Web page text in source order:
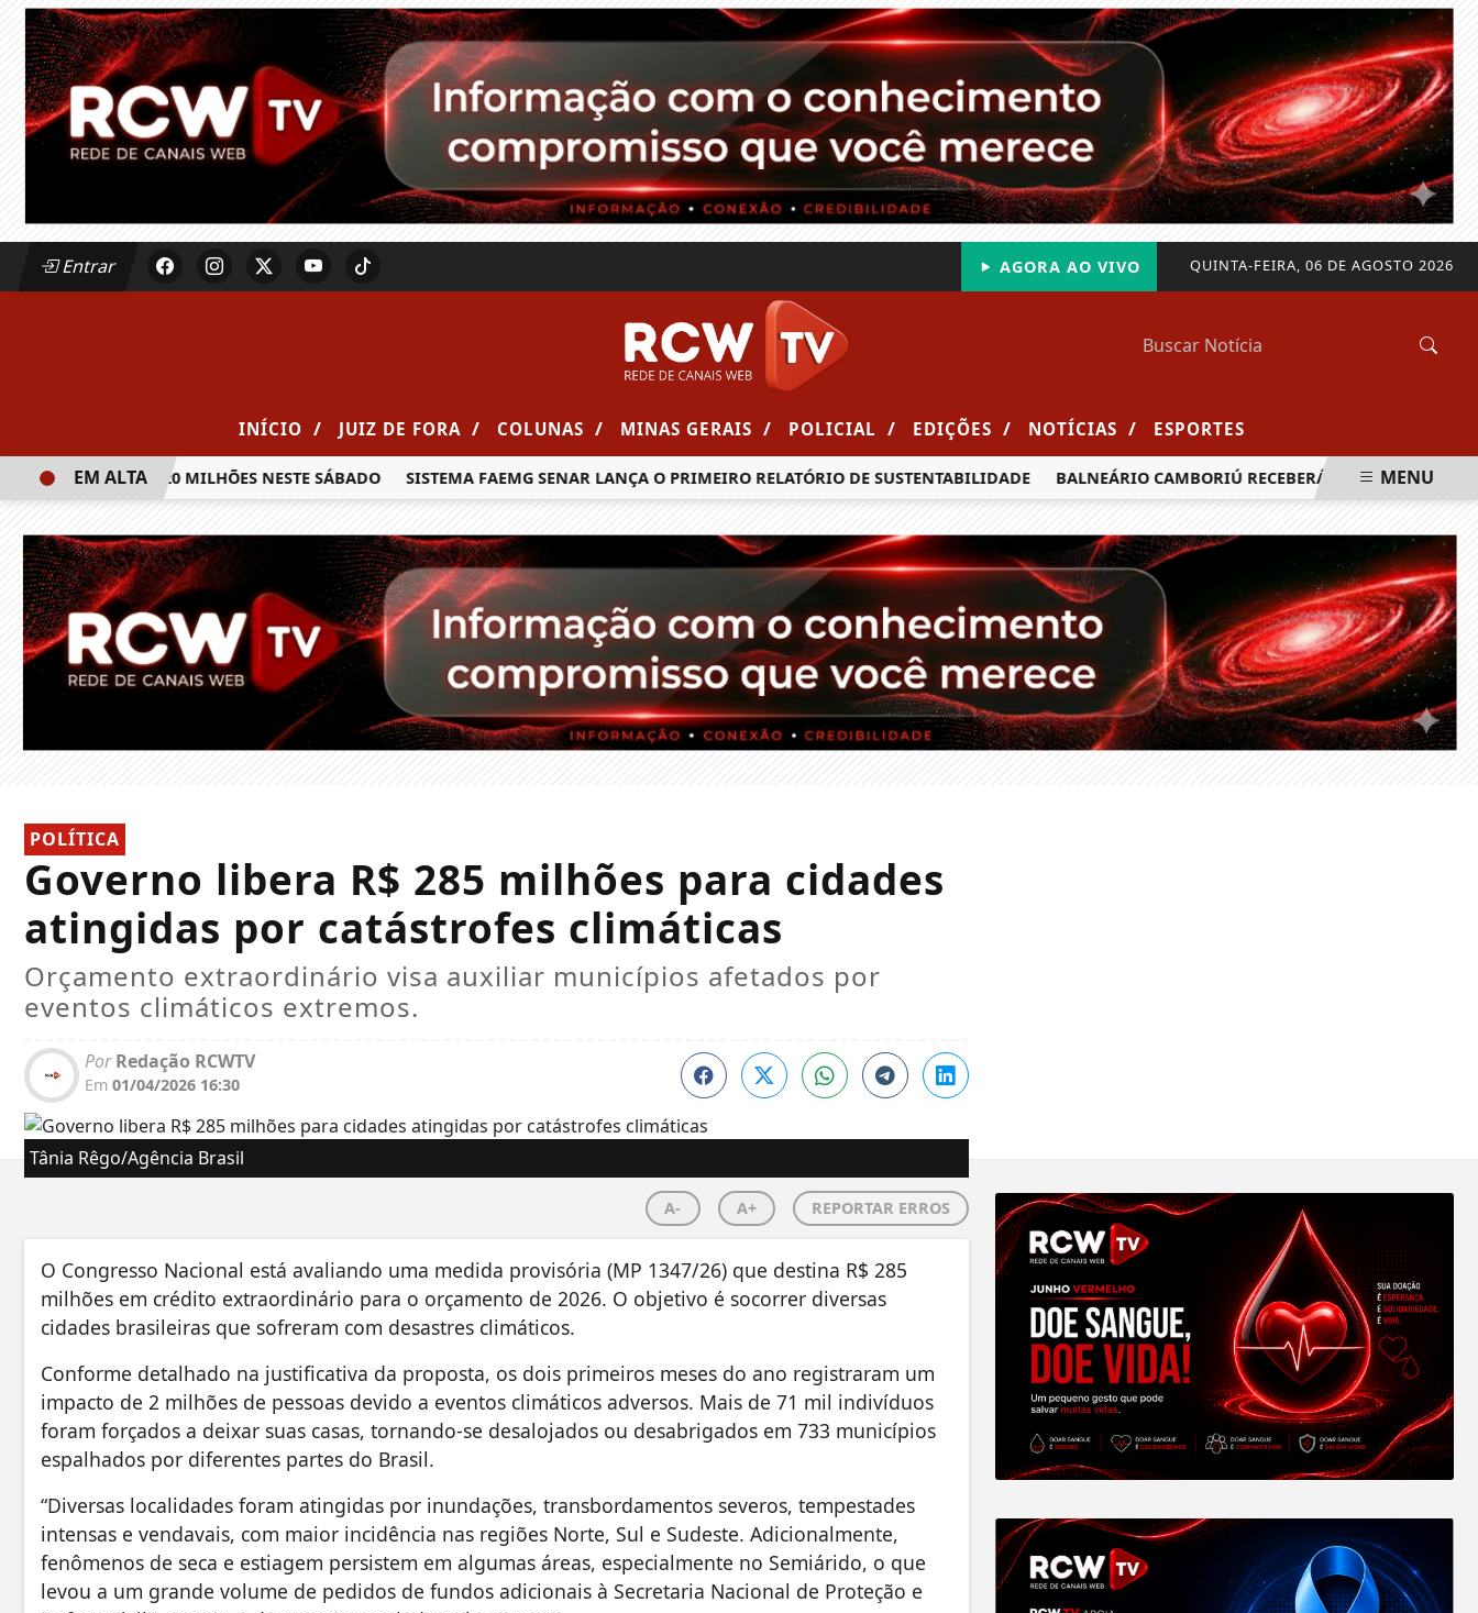
Entrar QUINTA-FEIRA, 06 DE AGOSTO 2026
AGORA AO VIVO
INÍCIO / JUIZ DE FORA / COLUNAS / MINAS GERAIS / POLICIAL / EDIÇÕES / NOTÍCIAS / ESPORTES
PRÊMIO DE R$ 20 MILHÕES NESTE SÁBADO SISTEMA FAEMG SENAR LANÇA O PRIMEIRO RELATÓRIO DE SUSTENTABILIDADE BALNEÁRIO CAMBORIÚ RECEBERÁ MAIS DE 120
EM ALTA MENU
POLÍTICA
Governo libera R$ 285 milhões para cidades
atingidas por catástrofes climáticas
Orçamento extraordinário visa auxiliar municípios afetados por
eventos climáticos extremos.
PorRedação RCWTV
Em 01/04/2026 16:30
Tânia Rêgo/Agência Brasil
A- A+ REPORTAR ERROS
O Congresso Nacional está avaliando uma medida provisória (MP 1347/26) que destina R$ 285
milhões em crédito extraordinário para o orçamento de 2026. O objetivo é socorrer diversas
cidades brasileiras que sofreram com desastres climáticos.
Conforme detalhado na justificativa da proposta, os dois primeiros meses do ano registraram um
impacto de 2 milhões de pessoas devido a eventos climáticos adversos. Mais de 71 mil indivíduos
foram forçados a deixar suas casas, tornando-se desalojados ou desabrigados em 733 municípios
espalhados por diferentes partes do Brasil.
“Diversas localidades foram atingidas por inundações, transbordamentos severos, tempestades
intensas e vendavais, com maior incidência nas regiões Norte, Sul e Sudeste. Adicionalmente,
fenômenos de seca e estiagem persistem em algumas áreas, especialmente no Semiárido, o que
levou a um grande volume de pedidos de fundos adicionais à Secretaria Nacional de Proteção e